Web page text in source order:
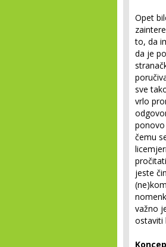
Opet
to, da
da je
sve
vrlo
ponovo
čemu
jeste
važno
ostaviti